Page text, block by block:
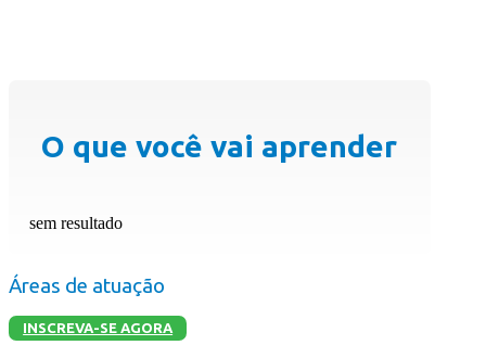
O que você vai aprender
sem resultado
Áreas de atuação
INSCREVA-SE AGORA